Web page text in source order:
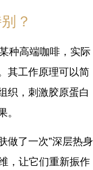
？
种高端咖啡，实际
其工作原理可以简
织，刺激胶原蛋白
。
做了一次”深层热身
，让它们重新振作